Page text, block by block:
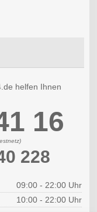
helfen Ihnen
16
228
09:00 - 22:00 Uhr
10:00 - 22:00 Uhr